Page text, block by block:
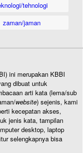
tehnologi
zaman/jaman
ini merupakan KBBI
dibuat untuk
arti kata (lema/sub
website) sejenis, kami
kecepatan akses,
jenis kata, tampilan
desktop, laptop
selengkapnya bisa